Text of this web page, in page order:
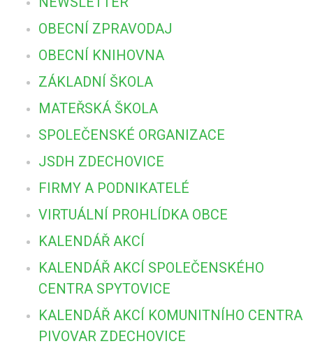
OBECNÍ ZPRAVODAJ
OBECNÍ KNIHOVNA
ZÁKLADNÍ ŠKOLA
MATEŘSKÁ ŠKOLA
SPOLEČENSKÉ ORGANIZACE
JSDH ZDECHOVICE
FIRMY A PODNIKATELÉ
VIRTUÁLNÍ PROHLÍDKA OBCE
KALENDÁŘ AKCÍ
KALENDÁŘ AKCÍ SPOLEČENSKÉHO
CENTRA SPYTOVICE
KALENDÁŘ AKCÍ KOMUNITNÍHO CENTRA
PIVOVAR ZDECHOVICE